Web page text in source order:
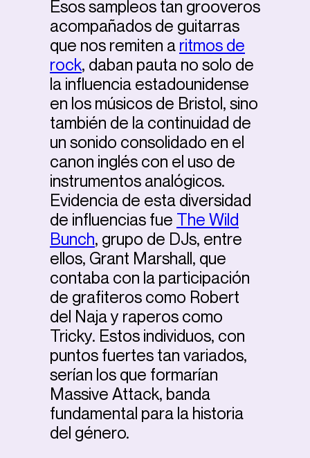
Esos sampleos tan grooveros
acompañados de guitarras
que nos remiten a ritmos de
rock, daban pauta no solo de
la influencia estadounidense
en los músicos de Bristol, sino
también de la continuidad de
un sonido consolidado en el
canon inglés con el uso de
instrumentos analógicos.
Evidencia de esta diversidad
de influencias fue The Wild
Bunch, grupo de DJs, entre
ellos, Grant Marshall, que
contaba con la participación
de grafiteros como Robert
del Naja y raperos como
Tricky. Estos individuos, con
puntos fuertes tan variados,
serían los que formarían
Massive Attack, banda
fundamental para la historia
del género.